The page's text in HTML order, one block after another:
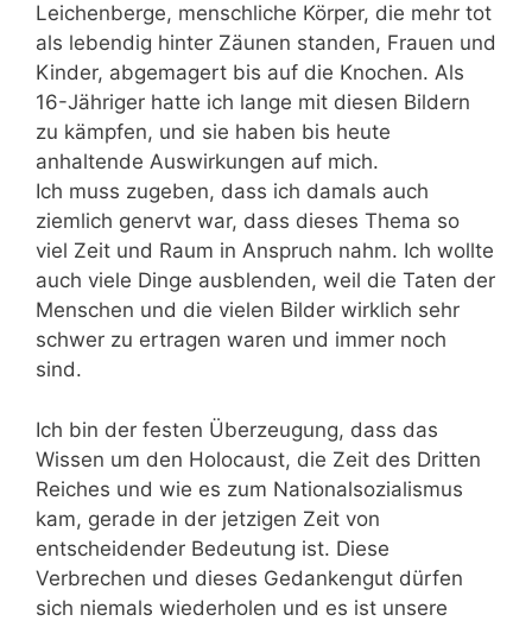
Leichenberge, menschliche Körper, die mehr tot
als lebendig hinter Zäunen standen, Frauen und
Kinder, abgemagert bis auf die Knochen. Als
16-Jähriger hatte ich lange mit diesen Bildern
zu kämpfen, und sie haben bis heute
anhaltende Auswirkungen auf mich.
Ich muss zugeben, dass ich damals auch
ziemlich genervt war, dass dieses Thema so
viel Zeit und Raum in Anspruch nahm. Ich wollte
auch viele Dinge ausblenden, weil die Taten der
Menschen und die vielen Bilder wirklich sehr
schwer zu ertragen waren und immer noch
sind.
Ich bin der festen Überzeugung, dass das
Wissen um den Holocaust, die Zeit des Dritten
Reiches und wie es zum Nationalsozialismus
kam, gerade in der jetzigen Zeit von
entscheidender Bedeutung ist. Diese
Verbrechen und dieses Gedankengut dürfen
sich niemals wiederholen und es ist unsere